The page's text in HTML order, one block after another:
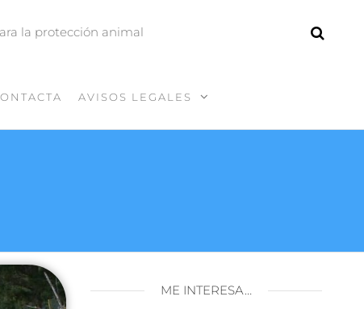
la protección animal
AVISOS LEGALES
ME INTERESA…